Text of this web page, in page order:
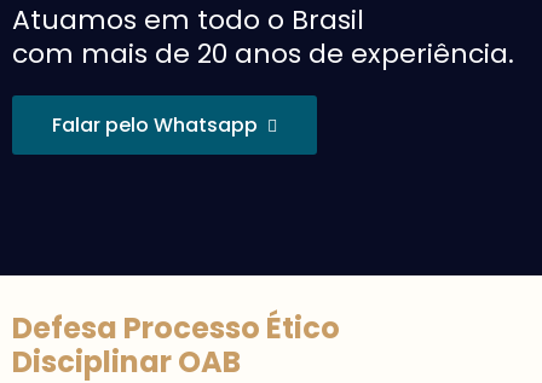
Atuamos em todo o Brasil
com mais de 20 anos de experiência.
Falar pelo Whatsapp
Defesa Processo Ético
Disciplinar OAB